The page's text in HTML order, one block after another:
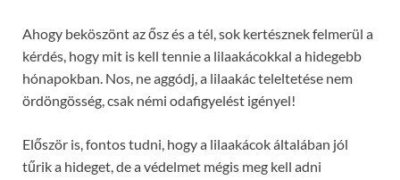
Ahogy beköszönt az ősz és a tél, sok kertésznek felmerül a
kérdés, hogy mit is kell tennie a lilaakácokkal a hidegebb
hónapokban. Nos, ne aggódj, a lilaakác teleltetése nem
ördöngösség, csak némi odafigyelést igényel!
Először is, fontos tudni, hogy a lilaakácok általában jól
tűrik a hideget, de a védelmet mégis meg kell adni